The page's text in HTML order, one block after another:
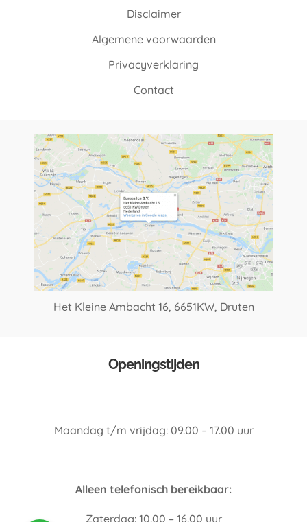
Disclaimer
Algemene voorwaarden
Privacyverklaring
Contact
Het Kleine Ambacht 16, 6651KW, Druten
Openingstijden
Maandag t/m vrijdag: 09.00 – 17.00 uur
Alleen telefonisch bereikbaar:
Zaterdag: 10.00 – 16.00 uur